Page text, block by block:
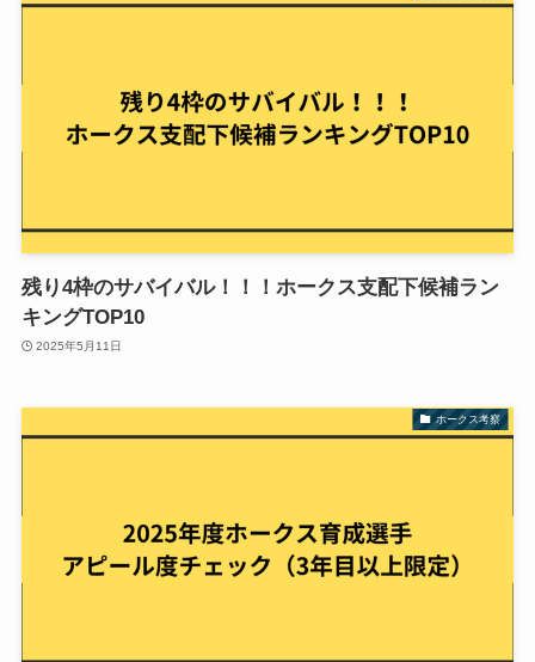
残り4枠のサバイバル！！！ホークス支配下候補ラン
キングTOP10
2025年5月11日
ホークス考察